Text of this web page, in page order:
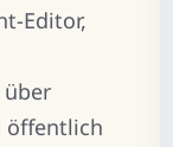
Editor,
öffentlich